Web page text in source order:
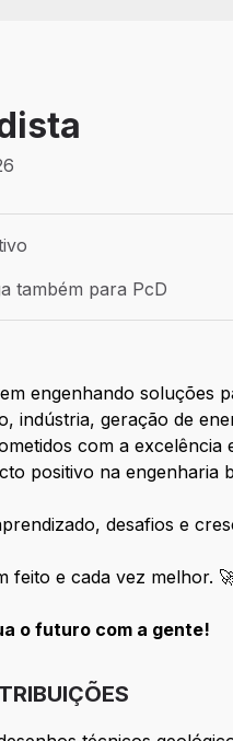
vaga: Efetivo
para PcD
também para PcD
engenhando soluções
indústria, geração de
com a excelência
positivo na engenharia
desafios e
feito e cada vez melhor.
o futuro com a gente!